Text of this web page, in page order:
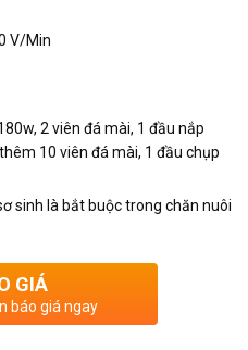
V/Min
2 viên đá mài, 1 đầu nắp
10 viên đá mài, 1 đầu chụp
sinh là bắt buộc trong chăn nuôi
GIÁ
báo giá ngay